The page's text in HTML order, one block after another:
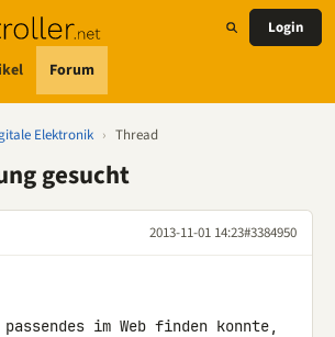
Forum
Login
Elektronik › Thread
gesucht
2013-11-01 14:23#3384950
im Web finden konnte,